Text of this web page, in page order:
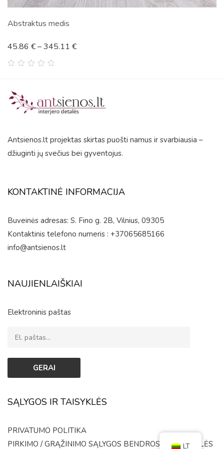
Abstraktus medis
5
45.86 €–345.11 €
Antsienos.lt projektas skirtas puošti namus ir svarbiausia –
džiuginti jų svečius bei gyventojus.
KONTAKTINĖ INFORMACIJA
Buveinės adresas: S. Fino g. 2B, Vilnius, 09305
Kontaktinis telefono numeris : +37065685166
info@antsienos.lt
NAUJIENLAIŠKIAI
Elektroninis paštas
SĄLYGOS IR TAISYKLĖS
PRIVATUMO POLITIKA
PIRKIMO / GRĄŽINIMO SĄLYGOS BENDROSIOS TAISYKLĖS
LT